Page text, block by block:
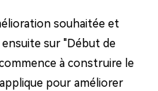
souhaitée et
sur "Début de
à construire le
pour améliorer